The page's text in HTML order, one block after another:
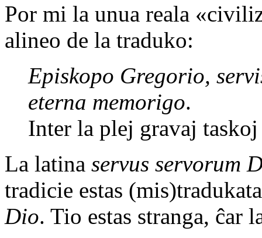
Por mi la unua reala
alineo de la traduko:
Episkopo Gregorio,
eterna memorigo.
Inter la plej gravaj
La latina servus servorum
tradicie estas
Dio. Tio estas stranga,